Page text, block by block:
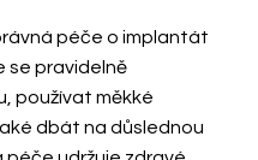
péče o implantát
se pravidelně
používat měkké
dbát na důslednou